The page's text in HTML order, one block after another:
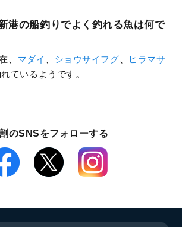
港の船釣りでよく釣れる魚は何で
、 マダイ ショウサイフグ
ヒラマサ
ているようです。
のSNSをフォローする